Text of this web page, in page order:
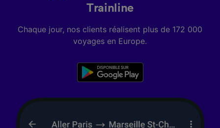
Trainline
Chaque jour, nos clients réalisent plus de 172 000
voyages en Europe.